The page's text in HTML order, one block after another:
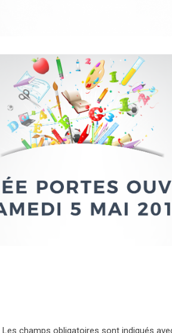
Les champs obligatoires sont indiqués